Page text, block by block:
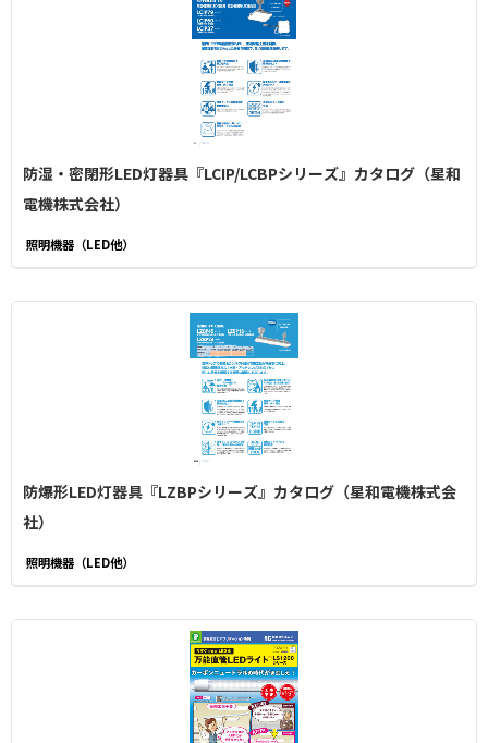
防湿・密閉形LED灯器具『LCIP/LCBPシリーズ』カタログ（星和
電機株式会社）
照明機器（LED他）
防爆形LED灯器具『LZBPシリーズ』カタログ（星和電機株式会
社）
照明機器（LED他）